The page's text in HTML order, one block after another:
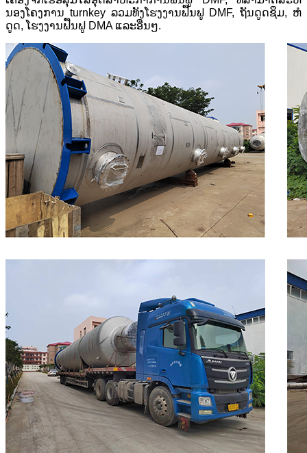
ນອງໂຄງການ turnkey ລວມທັງໂຮງງານຟື້ນຟູ DMF, ຖັນດູດຊຶມ, ຫໍ
ດູດ, ໂຮງງານຟື້ນຟູ DMA ແລະອື່ນໆ.